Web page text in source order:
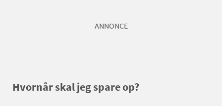
ANNONCE
Hvornår skal jeg spare op?